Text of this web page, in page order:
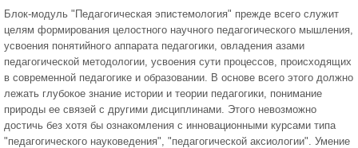
Блок-модуль "Педагогическая эпистемология" прежде всего служит
целям формирования целостного научного педагогического мышления,
усвоения понятийного аппарата педагогики, овладения азами
педагогической методологии, усвоения сути процессов, происходящих
в современной педагогике и образовании. В основе всего этого должно
лежать глубокое знание истории и теории педагогики, понимание
природы ее связей с другими дисциплинами. Этого невозможно
достичь без хотя бы ознакомления с инновационными курсами типа
"педагогического науковедения", "педагогической аксиологии". Умение